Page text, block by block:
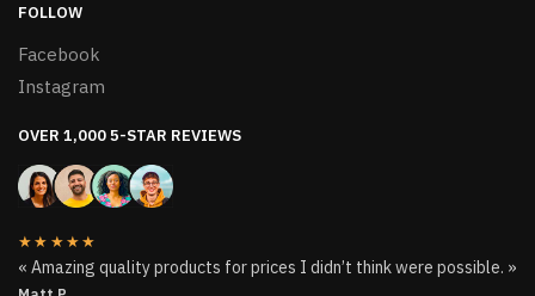
FOLLOW
Facebook
Instagram
OVER 1,000 5-STAR REVIEWS
★★★★★
« Amazing quality products for prices I didn’t think were possible. »